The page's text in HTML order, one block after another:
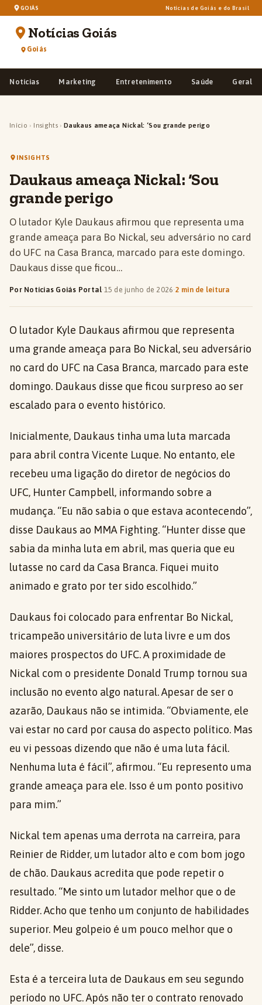
GOIÁS Notícias de Goiás e do Brasil
Notícias Goiás
Goiás
Notícias Marketing Entretenimento Saúde Geral
Início › Insights › Daukaus ameaça Nickal: ‘Sou grande perigo
INSIGHTS
Daukaus ameaça Nickal: ‘Sou
grande perigo
O lutador Kyle Daukaus afirmou que representa uma
grande ameaça para Bo Nickal, seu adversário no card
do UFC na Casa Branca, marcado para este domingo.
Daukaus disse que ficou…
Por Notícias Goiás Portal·15 de junho de 2026·2 min de leitura
O lutador Kyle Daukaus afirmou que representa
uma grande ameaça para Bo Nickal, seu adversário
no card do UFC na Casa Branca, marcado para este
domingo. Daukaus disse que ficou surpreso ao ser
escalado para o evento histórico.
Inicialmente, Daukaus tinha uma luta marcada
para abril contra Vicente Luque. No entanto, ele
recebeu uma ligação do diretor de negócios do
UFC, Hunter Campbell, informando sobre a
mudança. “Eu não sabia o que estava acontecendo”,
disse Daukaus ao MMA Fighting. “Hunter disse que
sabia da minha luta em abril, mas queria que eu
lutasse no card da Casa Branca. Fiquei muito
animado e grato por ter sido escolhido.”
Daukaus foi colocado para enfrentar Bo Nickal,
tricampeão universitário de luta livre e um dos
maiores prospectos do UFC. A proximidade de
Nickal com o presidente Donald Trump tornou sua
inclusão no evento algo natural. Apesar de ser o
azarão, Daukaus não se intimida. “Obviamente, ele
vai estar no card por causa do aspecto político. Mas
eu vi pessoas dizendo que não é uma luta fácil.
Nenhuma luta é fácil”, afirmou. “Eu represento uma
grande ameaça para ele. Isso é um ponto positivo
para mim.”
Nickal tem apenas uma derrota na carreira, para
Reinier de Ridder, um lutador alto e com bom jogo
de chão. Daukaus acredita que pode repetir o
resultado. “Me sinto um lutador melhor que o de
Ridder. Acho que tenho um conjunto de habilidades
superior. Meu golpeio é um pouco melhor que o
dele”, disse.
Esta é a terceira luta de Daukaus em seu segundo
período no UFC. Após não ter o contrato renovado